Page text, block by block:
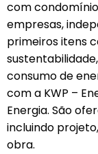
com
empresas,
primeiros itens
consumo de
com a KWP –
Energia. São
incluindo
obra.